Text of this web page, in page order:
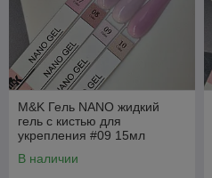
M&K Гель NANO жидкий
гель с кистью для
укрепления #09 15мл
В наличии